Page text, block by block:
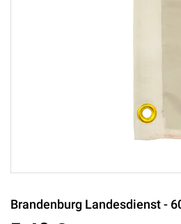
Brandenburg Landesdienst -